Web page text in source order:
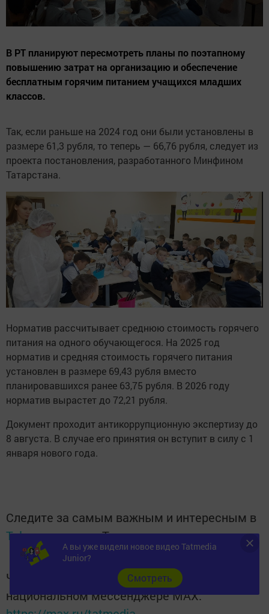
В РТ планируют пересмотреть планы по поэтапному
повышению затрат на организацию и обеспечение
бесплатным горячим питанием учащихся младших
классов.
Так, если раньше на 2024 год они были установлены в
размере 61,3 рубля, то теперь — 66,76 рубля, следует из
проекта постановления, разработанного Минфином
Татарстана.
Норматив рассчитывает среднюю стоимость горячего
питания на одного обучающегося. На 2025 год
норматив и средняя стоимость горячего питания
установлен в размере 69,43 рубля вместо
планировавшихся ранее 63,75 рубля. В 2026 году
норматив вырастет до 72,21 рубля.
Документ проходит антикоррупционную экспертизу до
8 августа. В случае его принятия он вступит в силу с 1
января нового года.
Следите за самым важным и интересным в
Telegram-каналеТатмедиа
Читайте новости Татарстана в
национальном мессенджере MАХ:
А вы уже видели новое видео Tatmedia
Junior?
Cмотреть